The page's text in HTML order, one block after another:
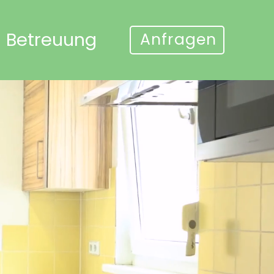
Betreuung Anfragen